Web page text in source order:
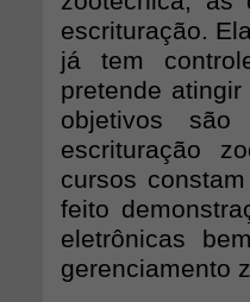
escrituração.
já tem
pretende
objetivos são
escrituração
cursos
feito
eletrônicas
gerenciamento